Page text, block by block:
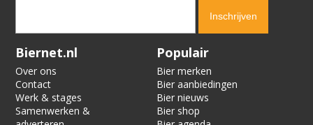
Verification code:
Biernet.nl
Over ons
Contact
Werk & stages
Samenwerken &
Populair
Bier merken
Bier aanbiedingen
Bier nieuws
Bier shop